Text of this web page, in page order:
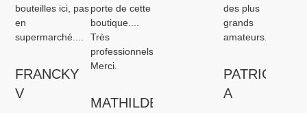
bouteilles ici, pas
en
supermarché....
FRANCKY
V
porte de cette
boutique....
Très
professionnels.
Merci.
MATHILDE
des plus
grands
amateurs.
PATRICIA
A